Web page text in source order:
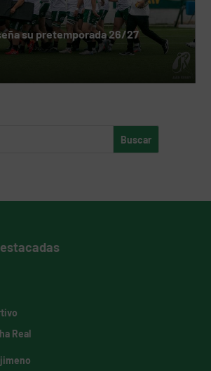
su pretemporada 26/27
Real